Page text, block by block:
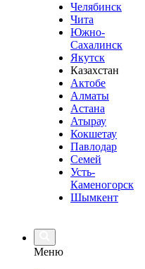
Челябинск
Чита
Южно-
Сахалинск
Якутск
Казахстан
Актобе
Алматы
Астана
Атырау
Кокшетау
Павлодар
Семей
Усть-
Каменогорск
Шымкент
Меню